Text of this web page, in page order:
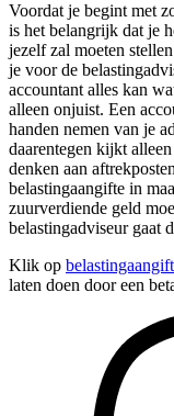
Voordat je begint met
is het belangrijk dat je
jezelf zal moeten
je voor de
accountant alles kan
alleen onjuist. Een
handen nemen van je
daarentegen kijkt
denken aan
belastingaangifte in
zuurverdiende geld
belastingadviseur gaat
Klik op
laten doen door een